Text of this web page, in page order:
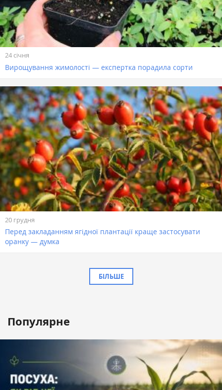
24 січня
Вирощування жимолості — експертка порадила сорти
20 грудня
Перед закладанням ягідної плантації краще застосувати
оранку — думка
БІЛЬШЕ
Популярне